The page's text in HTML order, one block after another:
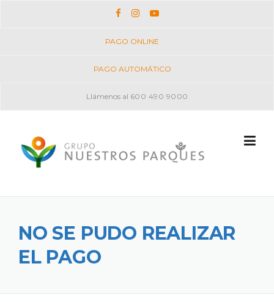
PAGO ONLINE
PAGO AUTOMÁTICO
Llámenos al 600 490 9000
NO SE PUDO REALIZAR
EL PAGO